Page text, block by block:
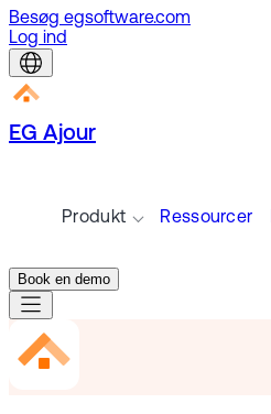
Besøg egsoftware.com
Log ind
EG Ajour
Produkt Ressourcer
Book en demo